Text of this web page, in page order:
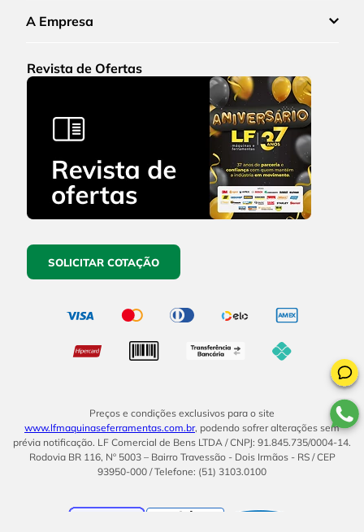
A Empresa
Revista de Ofertas
SOLICITAR COTAÇÃO
Preços e condições exclusivos para o site
www.lfmaquinaseferramentas.com.br, podendo sofrer alterações sem
prévia notificação. LF Comercial de Bens LTDA / CNPJ: 91.845.735/0004-14.
Rodovia BR 116, Nº 5003 – Bairro Travessão - Dois Irmãos - RS / CEP
93950-000 / Telefone: (51) 3103.0100